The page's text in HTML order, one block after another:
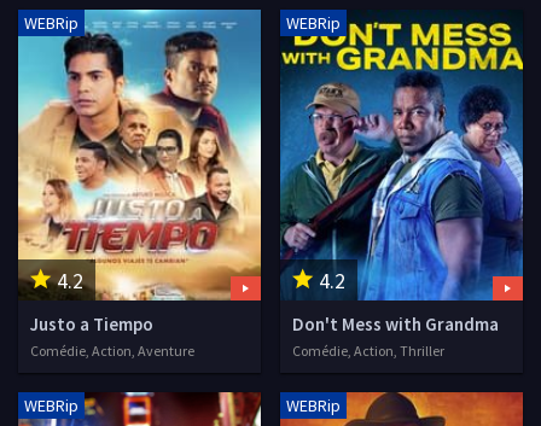
4.2
WEBRip
Justo a Tiempo
Comédie, Action, Aventure
4.2
WEBRip
Don't Mess with Grandma
Comédie, Action, Thriller
WEBRip WEBRip